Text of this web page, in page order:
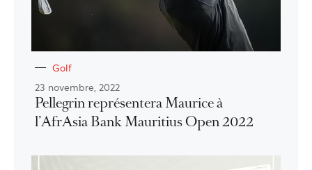
Golf
23 novembre, 2022
Pellegrin représentera Maurice à
l’AfrAsia Bank Mauritius Open 2022